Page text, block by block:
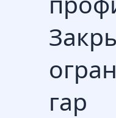
гар